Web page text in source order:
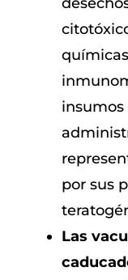
insumos
por sus
Las